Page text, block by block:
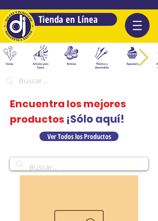
Tienda en Línea
Encuentra los mejores
productos ¡Sólo aquí!
Ver Todos los Productos